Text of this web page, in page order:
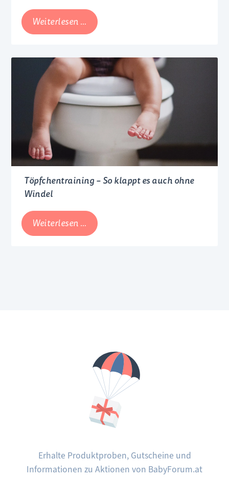
Weiterlesen … Babybrei
selbst
Tipps
aus
der
Beikostküche
Töpfchentraining – So klappt es auch ohne
Windel
Weiterlesen … Töpfchentraining
–
Erhalte Produktproben, Gutscheine und
Informationen zu Aktionen von BabyForum.at